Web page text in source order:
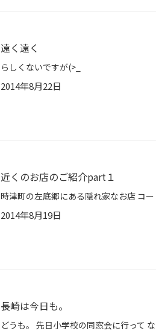
遠く遠く
らしくないですが(>_
2014年8月22日
近くのお店のご紹介part１
2014年8月19日
長崎は今日も。